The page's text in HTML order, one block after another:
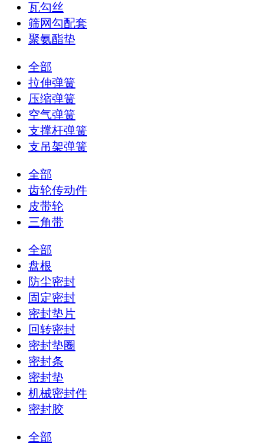
瓦勾丝
筛网勾配套
聚氨酯垫
全部
拉伸弹簧
压缩弹簧
空气弹簧
支撑杆弹簧
支吊架弹簧
全部
齿轮传动件
皮带轮
三角带
全部
盘根
防尘密封
固定密封
密封垫片
回转密封
密封垫圈
密封条
密封垫
机械密封件
密封胶
全部